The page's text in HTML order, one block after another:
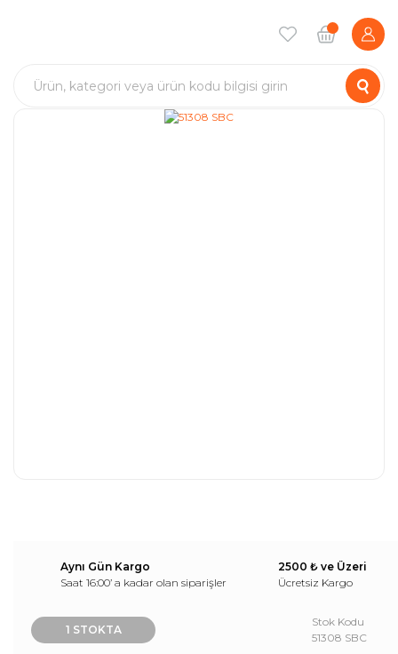
Aynı Gün Kargo
Saat 16:00’ a kadar olan siparişler
2500 ₺ ve Üzeri
Ücretsiz Kargo
1 STOKTA
Stok Kodu
51308 SBC